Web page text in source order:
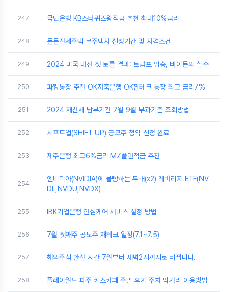
247 국민은행 KB스타퀴즈왕적금 추천 최대10%금리
248 든든전세주택 무주택자 신청기간 및 자격조건
249 2024 미국 대선 첫 토론 결과: 트럼프 압승, 바이든의 실수
250 파킹통장 추천 OK저축은행 OK짠테크 통장 최고 금리7%
251 2024 재산세 납부기간 7월 9월 부과기준 조회방법
252 시프트업(SHIFT UP) 공모주 청약 신청 완료
253 제주은행 최고6%금리 MZ플랜적금 추천
254
엔비디아(NVIDIA)에 몰빵하는 두배(x2) 레버리지 ETF(NV
DL,NVDU,NVDX)
255 IBK기업은행 안심케어 서비스 설정 방법
256 7월 첫째주 공모주 재테크 일정(7.1~7.5)
257 해외주식 환전 시간 7월부터 새벽2시까지로 바뀝니다.
258 플레이월드 파주 키즈카페 주말 후기 주차 먹거리 이용방법